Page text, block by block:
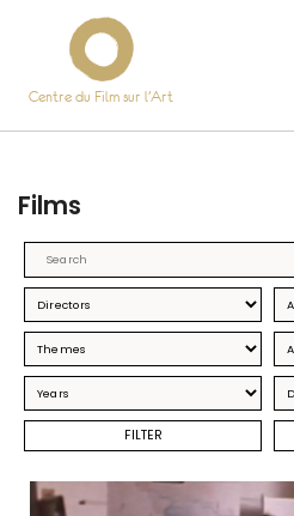
Centre du Film sur l’Art
Films